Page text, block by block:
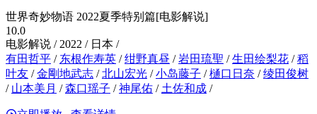
世界奇妙物语 2022夏季特别篇[电影解说]
10.0
电影解说 / 2022 / 日本 /
有田哲平 / 东根作寿英 /绀野真昼 /岩田琉聖 /生田绘梨花 /稻
叶友 /金剛地武志 /北山宏光 /小岛藤子 /樋口日奈 /绫田俊树
/ 山本美月 /森口瑶子 /神尾佑 / 土佐和成 /